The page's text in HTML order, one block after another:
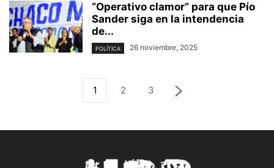
“Operativo clamor” para que Pío
Sander siga en la intendencia
de...
POLÍTICA 26 noviembre, 2025
1 2 3